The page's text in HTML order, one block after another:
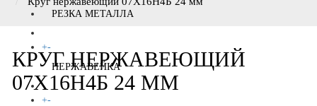
РЕЗКА МЕТАЛЛА
+-
НЕРЖАВЕЙКА
+-
КРУГ НЕРЖАВЕЮЩИЙ
07Х16Н4Б 24 ММ